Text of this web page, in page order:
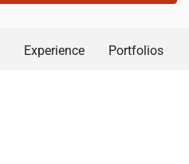
Experience Portfolios